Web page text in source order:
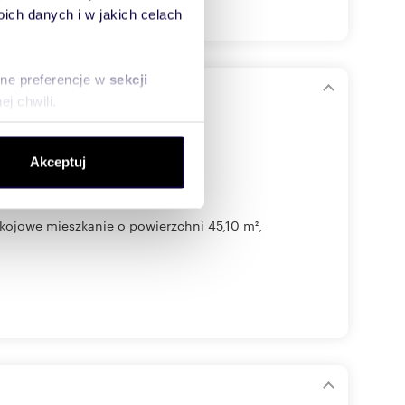
danych i w jakich celach
preferencje w sekcji
chwili.
społecznościowym,
od Ciebie lub
Akceptuj
mieszkanie o powierzchni 45,10 m²,